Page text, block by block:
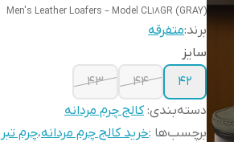
Men's Leather Loafers – Model CL18GR (GRAY)
برند:متفرقه
سایز
42
44
43
دسته‌بندی:کالج چرم مردانه
برچسب‌ها :خرید کالج چرم مردانه،چرم